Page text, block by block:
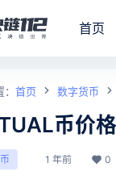
首页
首页 数字货币
币价
1 年前 0